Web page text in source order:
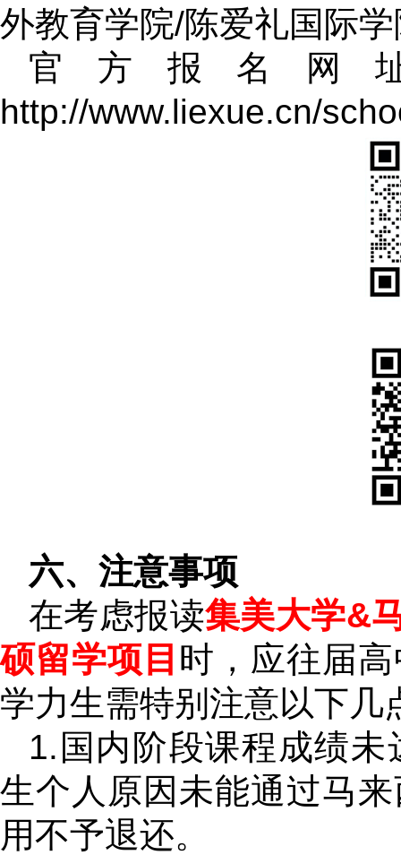
外教育学院/陈爱礼国际
官方报名网
http://www.liexue.cn/
六、注意事项
在考虑报读集美大学&
硕留学项目 时，应往届
学力生需特别注意以下几
1.国内阶段课程成绩
生个人原因未能通过马
用不予退还。